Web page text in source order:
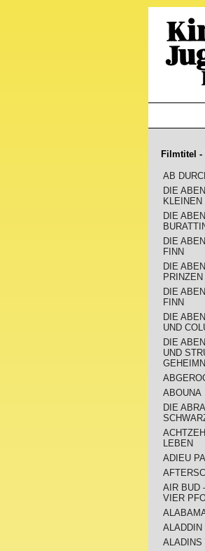
Filmtitel -
AB
DIE
DIE
DIE
FINN
DIE
DIE
FINN
DIE
UND
DIE
UND
ABOUNA
DIE
LEBEN
ADIEU
AIR BUD
VIER
ALADDIN
ALADINS